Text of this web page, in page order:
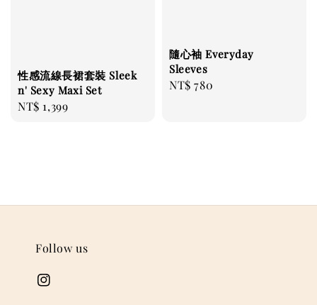
性感流線長裙套裝 Sleek
n' Sexy Maxi Set
Regular
NT$ 1,399
隨心袖 Everyday
Sleeves
Regular
NT$ 780
Follow us